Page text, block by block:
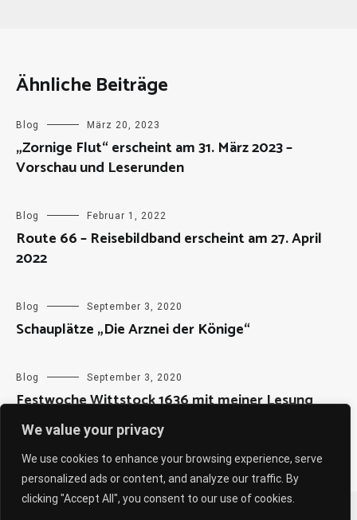
We value your privacy
We use cookies to enhance your browsing experience, serve
personalized ads or content, and analyze our traffic. By
clicking "Accept All", you consent to our use of cookies.
Ähnliche Beiträge
Blog März 20, 2023
„Zornige Flut“ erscheint am 31. März 2023 –
Vorschau und Leserunden
Blog Februar 1, 2022
Route 66 – Reisebildband erscheint am 27. April
2022
Blog September 3, 2020
Schauplätze „Die Arznei der Könige“
Blog September 3, 2020
Festwoche Wittstock 1636 mit meiner Lesung